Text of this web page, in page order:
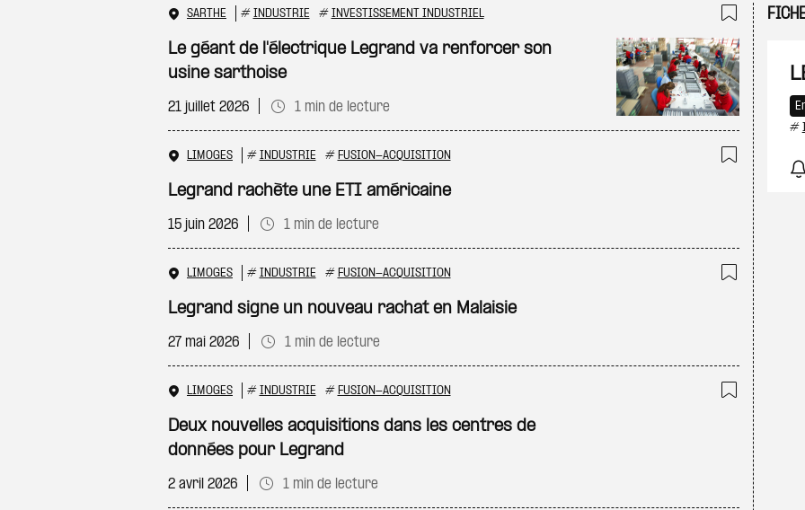
SARTHE # INDUSTRIE # INVESTISSEMENT INDUSTRIEL
Ajouter
Le géant de l'électrique Legrand va renforcer son
usine sarthoise
21 juillet 2026 1 min de lecture
LIMOGES # INDUSTRIE # FUSION-ACQUISITION
Legrand rachète une ETI américaine
15 juin 2026 1 min de lecture
LIMOGES # INDUSTRIE # FUSION-ACQUISITION
Legrand signe un nouveau rachat en Malaisie
27 mai 2026 1 min de lecture
LIMOGES # INDUSTRIE # FUSION-ACQUISITION
Deux nouvelles acquisitions dans les centres de
données pour Legrand
2 avril 2026 1 min de lecture
#